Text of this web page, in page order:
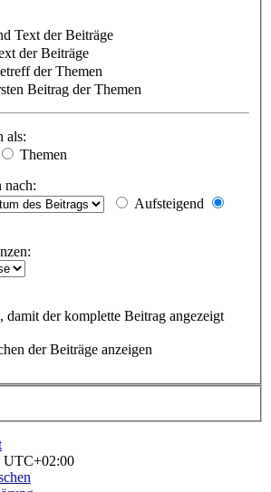
Text der Beiträge
der Beiträge
der Themen
Beitrag der Themen
als:
Themen
nach:
Aufsteigend
damit der komplette Beitrag angezeigt
der Beiträge anzeigen
UTC+02:00